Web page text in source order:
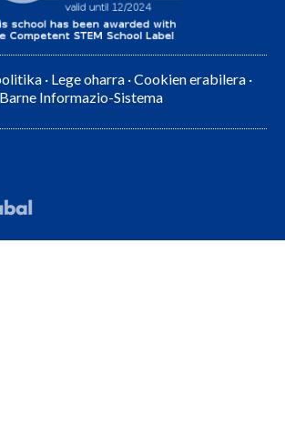
· Lege oharra ·Cookien erabilera ·
Barne Informazio-Sistema